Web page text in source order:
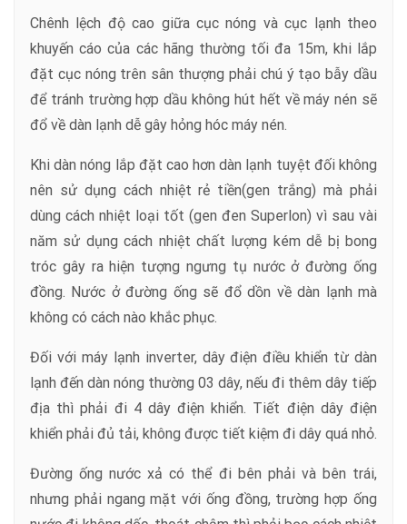
Chênh lệch độ cao giữa cục nóng và cục lạnh theo
khuyến cáo của các hãng thường tối đa 15m, khi lắp
đặt cục nóng trên sân thượng phải chú ý tạo bẫy dầu
để tránh trường hợp dầu không hút hết về máy nén sẽ
đổ về dàn lạnh dễ gây hỏng hóc máy nén.
Khi dàn nóng lắp đặt cao hơn dàn lạnh tuyệt đối không
nên sử dụng cách nhiệt rẻ tiền(gen trắng) mà phải
dùng cách nhiệt loại tốt (gen đen Superlon) vì sau vài
năm sử dụng cách nhiệt chất lượng kém dễ bị bong
tróc gây ra hiện tượng ngưng tụ nước ở đường ống
đồng. Nước ở đường ống sẽ đổ dồn về dàn lạnh mà
không có cách nào khắc phục.
Đối với máy lạnh inverter, dây điện điều khiển từ dàn
lạnh đến dàn nóng thường 03 dây, nếu đi thêm dây tiếp
địa thì phải đi 4 dây điện khiển. Tiết điện dây điện
khiển phải đủ tải, không được tiết kiệm đi dây quá nhỏ.
Đường ống nước xả có thể đi bên phải và bên trái,
nhưng phải ngang mặt với ống đồng, trường hợp ống